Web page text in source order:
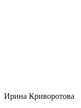
Ирина Криворотова